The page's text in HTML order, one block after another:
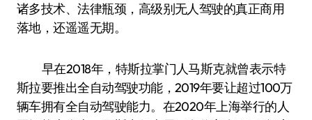
诸多技术、法律瓶颈，高级别无人驾驶的真正商用
落地，还遥遥无期。
早在2018年，特斯拉掌门人马斯克就曾表示特
斯拉要推出全自动驾驶功能，2019年要让超过100万
辆车拥有全自动驾驶能力。在2020年上海举行的人